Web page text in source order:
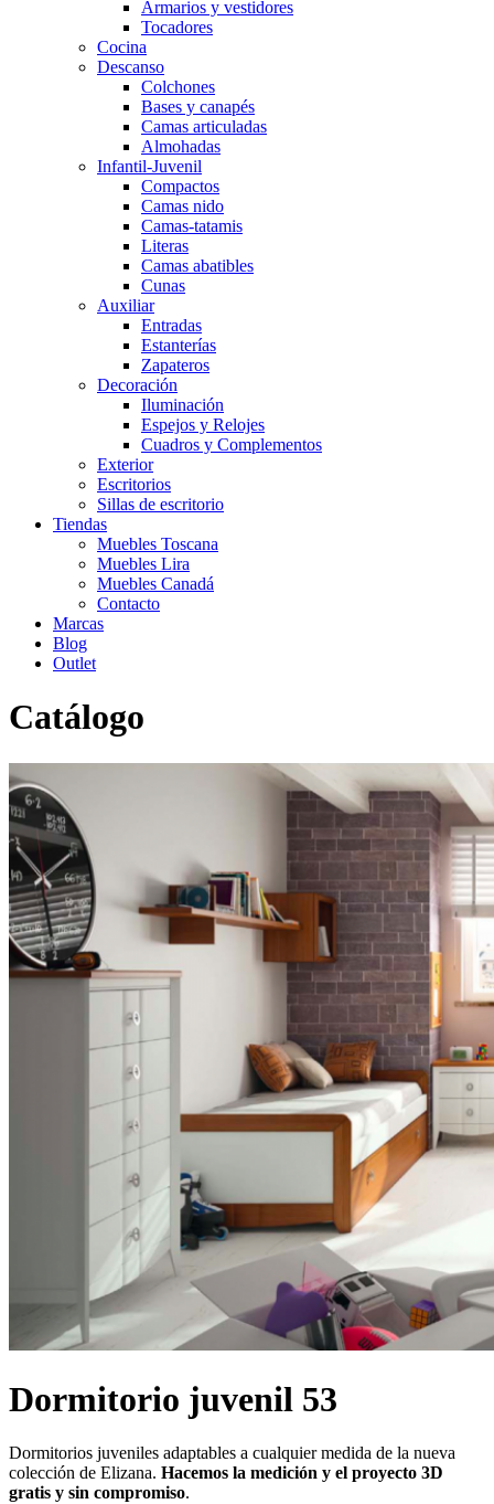
Armarios y vestidores
Tocadores
Cocina
Descanso
Colchones
Bases y canapés
Camas articuladas
Almohadas
Infantil-Juvenil
Compactos
Camas nido
Camas-tatamis
Literas
Camas abatibles
Cunas
Auxiliar
Entradas
Estanterías
Zapateros
Decoración
Iluminación
Espejos y Relojes
Cuadros y Complementos
Exterior
Escritorios
Sillas de escritorio
Tiendas
Muebles Toscana
Muebles Lira
Muebles Canadá
Contacto
Marcas
Blog
Outlet
Catálogo
Inicio >Dormitorio juvenil 53
Dormitorio juvenil 53
Dormitorios juveniles adaptables a cualquier medida de la nueva
colección de Elizana. Hacemos la medición y el proyecto 3D
gratis y sin compromiso.